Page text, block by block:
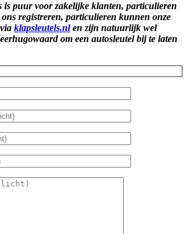
is puur voor zakelijke klanten, particulieren
registreren, particulieren kunnen onze
klapsleutels.nlen zijn natuurlijk wel
om een autosleutel bij te laten